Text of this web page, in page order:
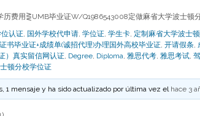
历费用⋛UMB毕业证W/Q1986543008定做麻省大学波士顿
位认证, 国外学校代申请, 学位证, 学生卡, 定制麻省大学波士
书毕业证+成绩单(诚招代理)办理国外高校毕业证, 开请假条,
）真实留信网认证, Degree, Diploma, 雅思代考, 雅思考试,
顿分校学位证
1 mensaje y ha sido actualizado por última vez el hace 3